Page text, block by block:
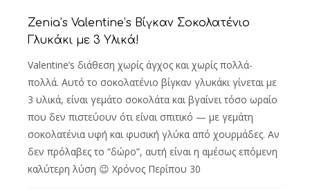
Zenia’s Valentine’s Βίγκαν Σοκολατένιο
Γλυκάκι με 3 Υλικά!
Valentine’s διάθεση χωρίς άγχος και χωρίς πολλά-
πολλά. Αυτό το σοκολατένιο βίγκαν γλυκάκι γίνεται με
3 υλικά, είναι γεμάτο σοκολάτα και βγαίνει τόσο ωραίο
που δεν πιστεύουν ότι είναι σπιτικό — με γεμάτη
σοκολατένια υφή και φυσική γλύκα από χουρμάδες. Αν
δεν πρόλαβες το “δώρο”, αυτή είναι η αμέσως επόμενη
καλύτερη λύση 😉 Χρόνος Περίπου 30